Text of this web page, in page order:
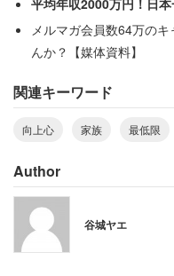
「会社から『お前結婚
ました」
ら、見違えるほど活気に
「仕事をする意味が見
す。なにをするにして
平均年収2000万円！日
メルマガ会員数64万の
んか？【媒体資料】
関連キーワード
向上心 家族 最低限
Author
谷城ヤエ